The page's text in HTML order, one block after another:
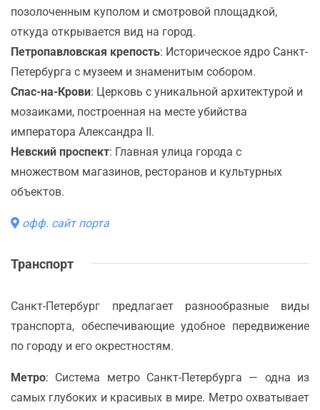
позолоченным куполом и смотровой площадкой,
откуда открывается вид на город.
Петропавловская крепость: Историческое ядро Санкт-
Петербурга с музеем и знаменитым собором.
Спас-на-Крови: Церковь с уникальной архитектурой и
мозаиками, построенная на месте убийства
императора Александра II.
Невский проспект: Главная улица города с
множеством магазинов, ресторанов и культурных
объектов.
офф. сайт порта
Транспорт
Санкт-Петербург предлагает разнообразные виды
транспорта, обеспечивающие удобное передвижение
по городу и его окрестностям.
Метро: Система метро Санкт-Петербурга — одна из
самых глубоких и красивых в мире. Метро охватывает